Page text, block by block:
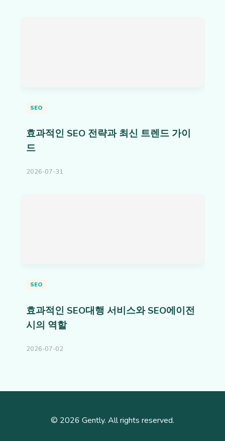
SEO
효과적인 SEO 전략과 최신 트렌드 가이
드
2026-07-31
SEO
효과적인 SEO대행 서비스와 SEO에이전
시의 역할
2026-07-02
© 2026 Gently. All rights reserved.